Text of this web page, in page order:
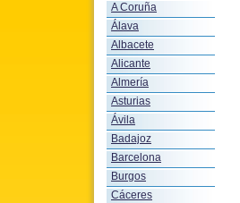
A Coruña
Álava
Albacete
Alicante
Almería
Asturias
Ávila
Badajoz
Barcelona
Burgos
Cáceres